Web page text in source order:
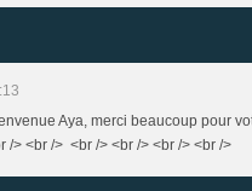
Aya, merci beaucoup pour
/> <br /> <br /> <br /> <br /> <br />